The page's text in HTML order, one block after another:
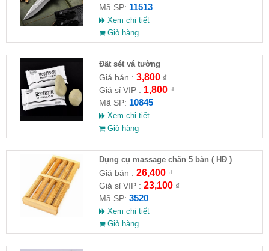
Mã SP: 11513
Xem chi tiết
Giỏ hàng
Đất sét vá tường
Giá bán : 3,800₫
Giá sỉ VIP : 1,800₫
Mã SP: 10845
Xem chi tiết
Giỏ hàng
Dụng cụ massage chân 5 bàn ( HĐ )
Giá bán : 26,400₫
Giá sỉ VIP : 23,100₫
Mã SP: 3520
Xem chi tiết
Giỏ hàng